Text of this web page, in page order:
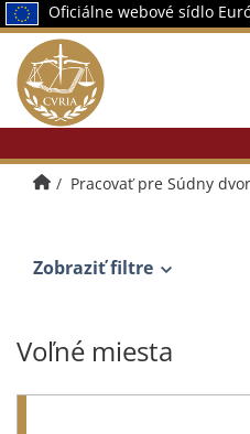
Oficiálne webové sídlo
Úvodná stránka
Pracovať pre Súdny dvor
Zobraziť filtre
Voľné miesta